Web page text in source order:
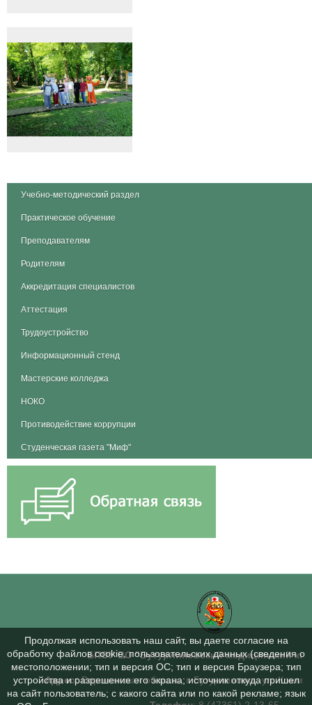
Учебно-методический раздел
Практическое обучение
Преподавателям
Родителям
Аккредитация специалистов
Аттестация
Трудоустройство
Информационный стенд
Мастерские колледжа
НОКО
Противодействие коррупции
Студенческая газета "Миф"
БПОУ ВО "Бутурлиновский медицинский
Адрес:Воронежская область, г. Бутурлиновка, ул.
Продолжая использовать наш сайт, вы даете согласие на
обработку файлов cookie, пользовательских данных (сведения о
местоположении; тип и версия ОС; тип и версия Браузера; тип
устройства и разрешение его экрана; источник откуда пришел
на сайт пользователь; с какого сайта или по какой рекламе; язык